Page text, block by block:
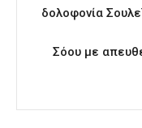
δολοφονία
Σόου με